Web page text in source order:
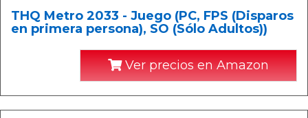
THQ Metro 2033 - Juego (PC, FPS (Disparos
en primera persona), SO (Sólo Adultos))
Ver precios en Amazon